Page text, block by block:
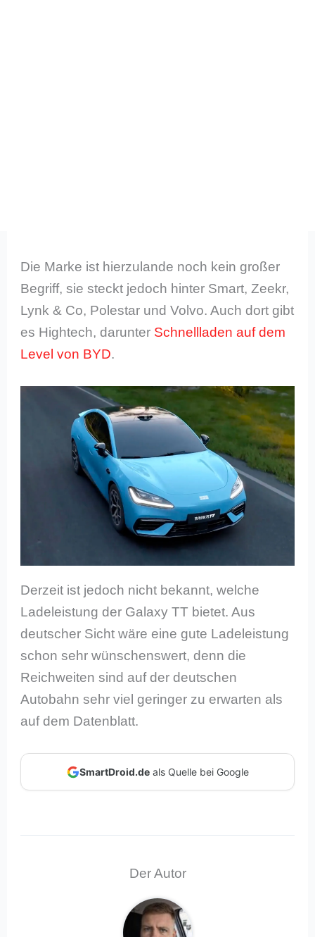
Die Marke ist hierzulande noch kein großer
Begriff, sie steckt jedoch hinter Smart, Zeekr,
Lynk & Co, Polestar und Volvo. Auch dort gibt
es Hightech, darunter Schnellladen auf dem
Level von BYD.
Derzeit ist jedoch nicht bekannt, welche
Ladeleistung der Galaxy TT bietet. Aus
deutscher Sicht wäre eine gute Ladeleistung
schon sehr wünschenswert, denn die
Reichweiten sind auf der deutschen
Autobahn sehr viel geringer zu erwarten als
auf dem Datenblatt.
SmartDroid.deals Quelle bei Google
Der Autor